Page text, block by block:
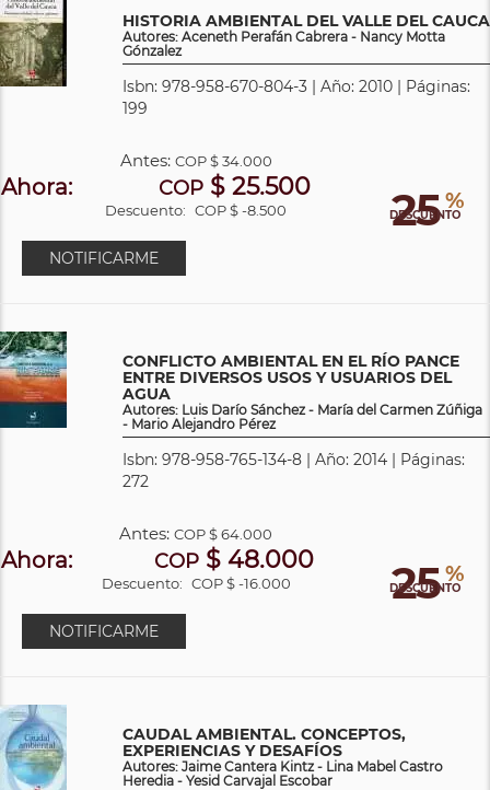
HISTORIA AMBIENTAL DEL VALLE DEL CAUCA
Autores: Aceneth Perafán Cabrera - Nancy Motta
Gónzalez
Isbn: 978-958-670-804-3 | Año: 2010 | Páginas:
199
25 %
DESCUENTO
Antes: COP$ 34.000
Ahora: COP$ 25.500
Descuento: COP $ -8.500
NOTIFICARME
CONFLICTO AMBIENTAL EN EL RÍO PANCE
ENTRE DIVERSOS USOS Y USUARIOS DEL
AGUA
Autores: Luis Darío Sánchez - María del Carmen Zúñiga
- Mario Alejandro Pérez
Isbn: 978-958-765-134-8 | Año: 2014 | Páginas:
272
25 %
DESCUENTO
Antes:COP$ 64.000
Ahora: COP $ 48.000
Descuento: COP $ -16.000
NOTIFICARME
CAUDAL AMBIENTAL. CONCEPTOS,
EXPERIENCIAS Y DESAFÍOS
Autores: Jaime Cantera Kintz - Lina Mabel Castro
Heredia - Yesid Carvajal Escobar